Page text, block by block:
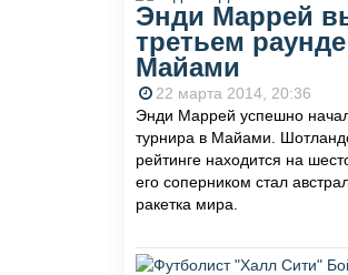
Энди Маррей
третьем
Майами
22 марта 2014, 20:36
Энди Маррей успешно
турнира в Майами.
рейтинге находится на
его соперником стал
ракетка мира.